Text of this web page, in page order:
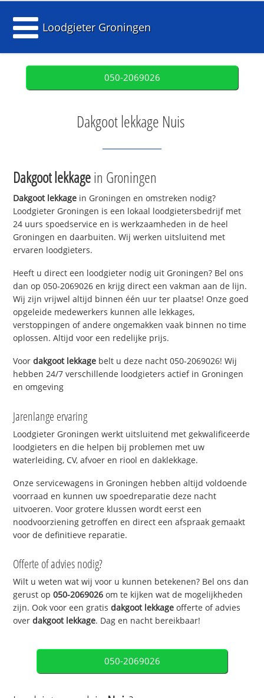
Loodgieter Groningen
050-2069026
Dakgoot lekkage Nuis
Dakgoot lekkagein Groningen
Dakgoot lekkage in Groningen en omstreken nodig?
Loodgieter Groningen is een lokaal loodgietersbedrijf met
24 uurs spoedservice en is werkzaamheden in de heel
Groningen en daarbuiten. Wij werken uitsluitend met
ervaren loodgieters.
Heeft u direct een loodgieter nodig uit Groningen? Bel ons
dan op 050-2069026 en krijg direct een vakman aan de lijn.
Wij zijn vrijwel altijd binnen één uur ter plaatse! Onze goed
opgeleide medewerkers kunnen alle lekkages,
verstoppingen of andere ongemakken vaak binnen no time
oplossen. Altijd voor een redelijke prijs.
Voordakgoot lekkage belt u deze nacht 050-2069026! Wij
hebben 24/7 verschillende loodgieters actief in Groningen
en omgeving
Jarenlange ervaring
Loodgieter Groningen werkt uitsluitend met gekwalificeerde
loodgieters en die helpen bij problemen met uw
waterleiding, CV, afvoer en riool en daklekkage.
Onze servicewagens in Groningen hebben altijd voldoende
voorraad en kunnen uw spoedreparatie deze nacht
uitvoeren. Voor grotere klussen wordt eerst een
noodvoorziening getroffen en direct een afspraak gemaakt
voor de definitieve reparatie.
Offerte of advies nodig?
Wilt u weten wat wij voor u kunnen betekenen? Bel ons dan
gerust op050-2069026 om te kijken wat de mogelijkheden
zijn. Ook voor een gratisdakgoot lekkage offerte of advies
overdakgoot lekkage. Dag en nacht bereikbaar!
050-2069026